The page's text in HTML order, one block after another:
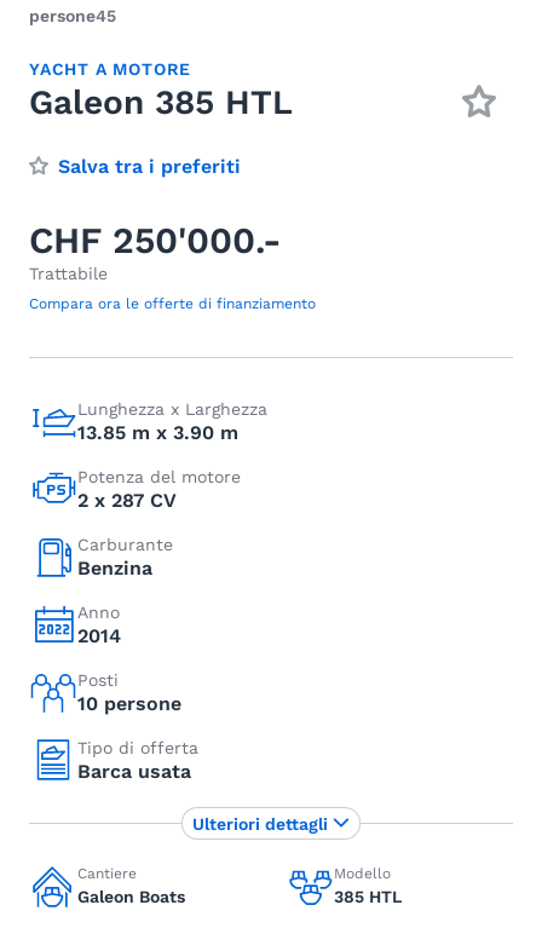
persone45
YACHT A MOTORE
Galeon 385 HTL
Salva tra i preferiti
CHF 250'000.-
Trattabile
Compara ora le offerte di finanziamento
Lunghezza x Larghezza
13.85 m x 3.90 m
Potenza del motore
2 x 287 CV
Carburante
Benzina
Anno
2014
Posti
10 persone
Tipo di offerta
Barca usata
Cantiere
Galeon Boats
Modello
385 HTL
Ulteriori dettagli